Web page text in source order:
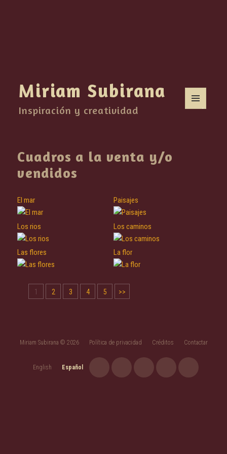
Miriam Subirana
Inspiración y creatividad
Cuadros a la venta y/o
vendidos
El mar Paisajes
Los rios Los caminos
Las flores La flor
1 2 3 4 5 >>
Miriam Subirana © 2026 Política de privacidad Créditos Contactar
English Español